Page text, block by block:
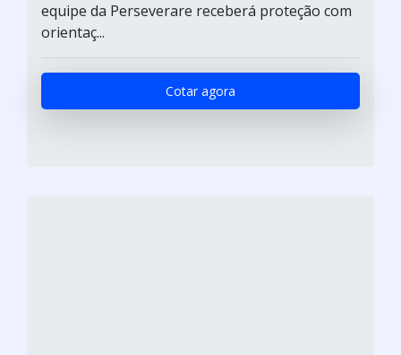
equipe da Perseverare receberá proteção com
orientaç...
Cotar agora